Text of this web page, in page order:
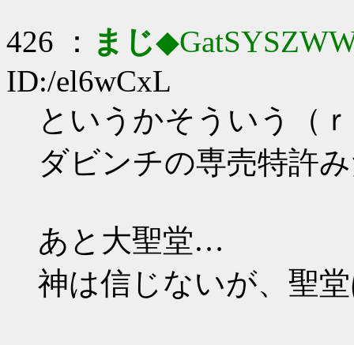
426 ： まじ
ID:/el6wCxL
というかそういう（
ダビンチの専売特許
あと大聖堂…
神は信じないが、聖